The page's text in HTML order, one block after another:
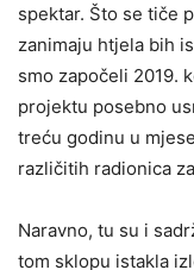
spektar. Što se tiče
zanimaju htjela bih
smo započeli 2019.
projektu posebno
treću godinu u
različitih radionica
Naravno, tu su i
tom sklopu istakla